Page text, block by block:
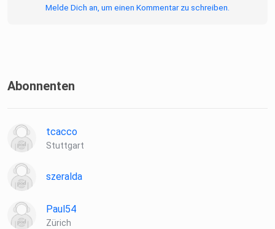
Melde Dich an, um einen Kommentar zu schreiben.
Abonnenten
tcacco
Stuttgart
szeralda
Paul54
Zürich